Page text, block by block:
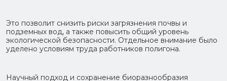
Это позволит снизить риски загрязнения почвы и
подземных вод, а также повысить общий уровень
экологической безопасности. Отдельное внимание было
уделено условиям труда работников полигона.
Научный подход и сохранение биоразнообразия